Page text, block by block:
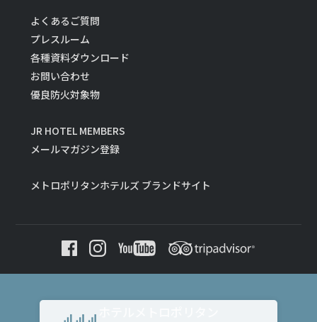
よくあるご質問
プレスルーム
各種資料ダウンロード
お問い合わせ
優良防火対象物
JR HOTEL MEMBERS
メールマガジン登録
メトロポリタンホテルズ ブランドサイト